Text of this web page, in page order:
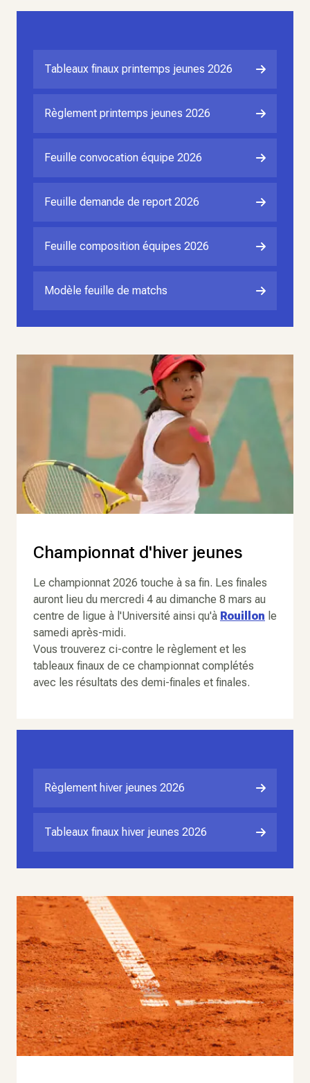
Tableaux finaux printemps jeunes 2026
Règlement printemps jeunes 2026
Feuille convocation équipe 2026
Feuille demande de report 2026
Feuille composition équipes 2026
Modèle feuille de matchs
Championnat d'hiver jeunes
Le championnat 2026 touche à sa fin. Les finales
auront lieu du mercredi 4 au dimanche 8 mars au
centre de ligue à l'Université ainsi qu'à Rouillon le
samedi après-midi.
Vous trouverez ci-contre le règlement et les
tableaux finaux de ce championnat complétés
avec les résultats des demi-finales et finales.
Règlement hiver jeunes 2026
Tableaux finaux hiver jeunes 2026